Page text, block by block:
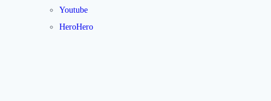
Youtube
HeroHero